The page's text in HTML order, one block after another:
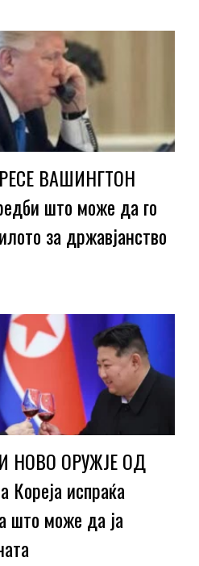
ВАШИНГТОН
што може да го
за државјанство
НОВО ОРУЖЈЕ ОД
испраќа
што може да ја